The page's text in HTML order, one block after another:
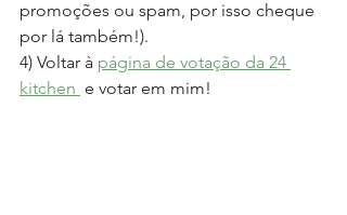
promoções ou spam, por isso cheque
por lá também!).
4) Voltar à página de votação da 24
kitchen e votar em mim!